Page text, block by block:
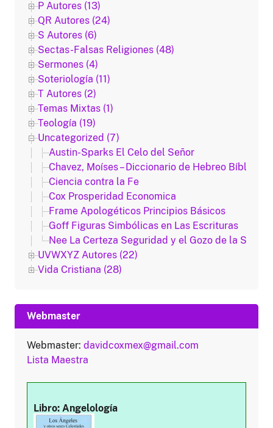
P Autores (13)
QR Autores (24)
S Autores (6)
Sectas-Falsas Religiones (48)
Sermones (4)
Soteriología (11)
T Autores (2)
Temas Mixtas (1)
Teología (19)
Uncategorized (7)
Austin-Sparks El Celo del Señor
Chavez, Moíses – Diccionario de Hebreo Bíblico
Ciencia contra la Fe
Cox Prosperidad Economica
Frame Apologéticos Principios Básicos
Goff Figuras Simbólicas en Las Escrituras
Nee La Certeza Seguridad y el Gozo de la
UVWXYZ Autores (22)
Vida Cristiana (28)
Webmaster
Webmaster: davidcoxmex@gmail.com
Lista Maestra
Libro: Angelología